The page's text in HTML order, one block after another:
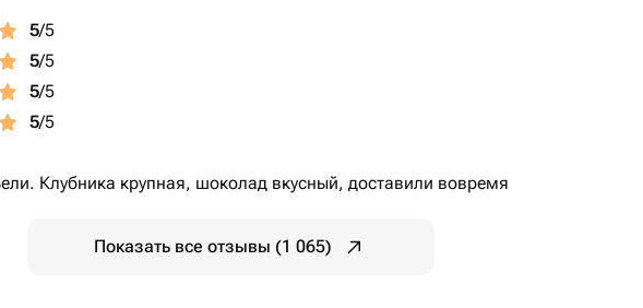
5/5
5/5
5/5
5/5
Клубника крупная, шоколад вкусный, доставили вовремя
Показать все отзывы (1 065)